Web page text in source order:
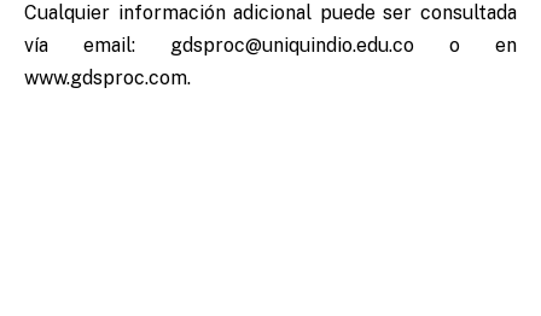
Cualquier información adicional puede ser consultada
vía email: gdsproc@uniquindio.edu.co o en
www.gdsproc.com.